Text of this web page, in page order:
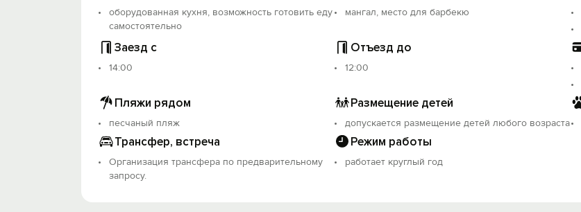
оборудованная кухня, возможность готовить еду
самостоятельно
мангал, место для барбекю
Заезд с
14:00
Отъезд до
12:00
Пляжи рядом
песчаный пляж
Размещение детей
допускается размещение детей любого возраста
Трансфер, встреча
Организация трансфера по предварительному
запросу.
Режим работы
работает круглый год